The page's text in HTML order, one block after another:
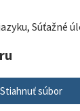
, Súťažné
Stiahnuť súbor